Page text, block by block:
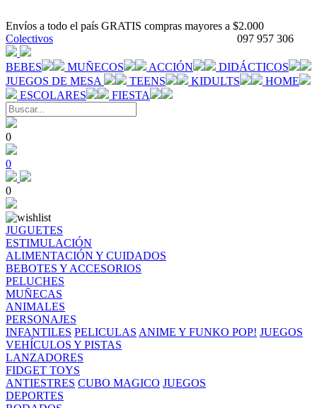
Envíos a todo el país GRATIS compras mayores a $2.000
097 957 306
Colectivos
BEBES MUÑECOS ACCIÓN
DIDÁCTICOS
JUEGOS DE MESA
TEENS KIDULTS
HOME
ESCOLARES
FIESTA
0
0
0
JUGUETES
ESTIMULACIÓN
ALIMENTACIÓN Y CUIDADOS
BEBOTES Y ACCESORIOS
PELUCHES
MUÑECAS
ANIMALES
PERSONAJES
INFANTILES PELICULAS ANIME Y FUNKO POP! JUEGOS
VEHÍCULOS Y PISTAS
LANZADORES
FIDGET TOYS
ANTIESTRES CUBO MAGICO JUEGOS
DEPORTES